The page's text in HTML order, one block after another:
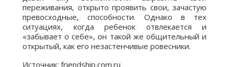
переживания, открыто проявить свои, зачастую
превосходные, способности. Однако в тех
ситуациях, когда ребенок отвлекается и
«забывает о себе», он такой же общительный и
открытый, как его незастенчивые ровесники.
Источник: friendship.com.ru